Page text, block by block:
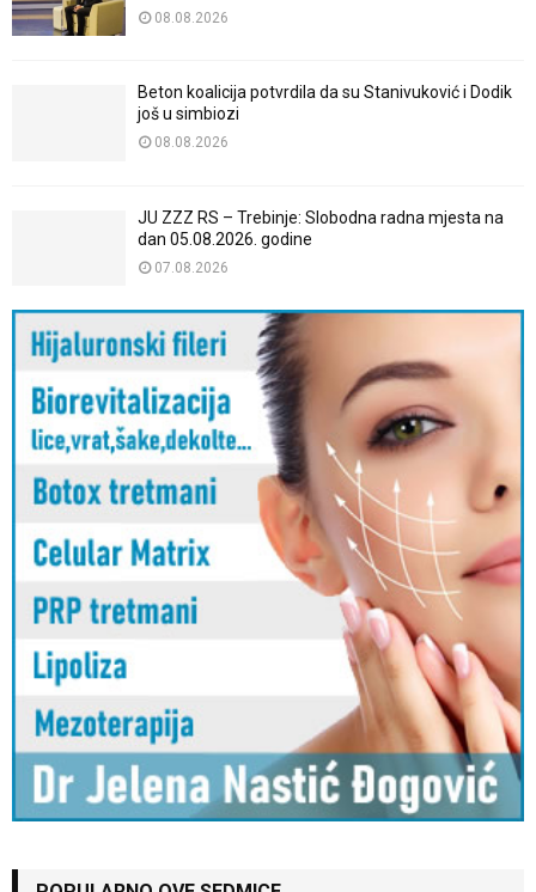
08.08.2026
Beton koalicija potvrdila da su Stanivuković i Dodik
još u simbiozi
08.08.2026
JU ZZZ RS – Trebinje: Slobodna radna mjesta na
dan 05.08.2026. godine
07.08.2026